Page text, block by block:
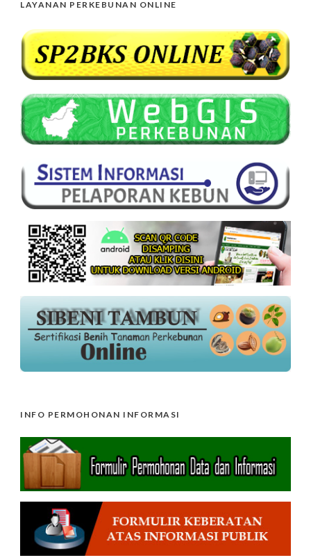
LAYANAN PERKEBUNAN ONLINE
INFO PERMOHONAN INFORMASI